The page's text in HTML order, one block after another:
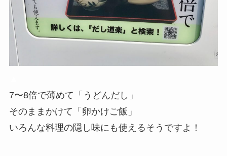
7〜8倍で薄めて「うどんだし」
そのままかけて「卵かけご飯」
いろんな料理の隠し味にも使えるそうですよ！